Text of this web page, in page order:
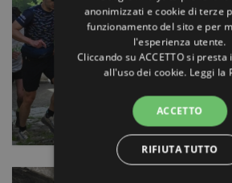
anonimizzati e cookie di terze
funzionamento del sito e per
l'esperienza utente.
Cliccando su ACCETTO si presta
all'uso dei cookie. Leggi la
ACCETTO
RIFIUTA TUTTO